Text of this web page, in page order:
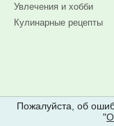
Увлечения и хобби
Кулинарные рецепты
Пожалуйста, об
"